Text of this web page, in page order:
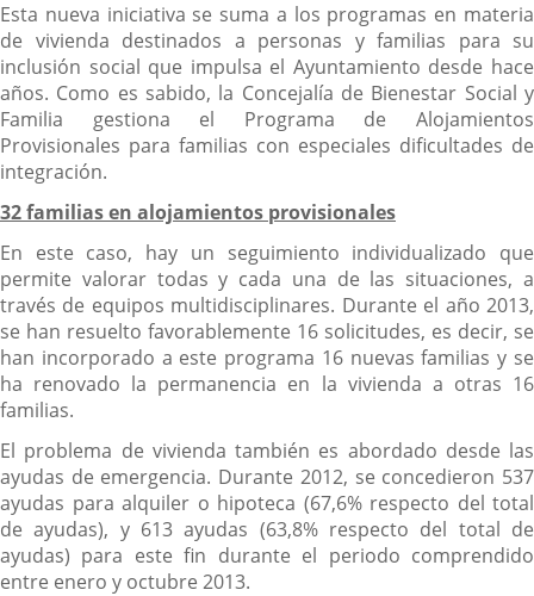
Esta nueva iniciativa se suma a los programas en materia
de vivienda destinados a personas y familias para su
inclusión social que impulsa el Ayuntamiento desde hace
años. Como es sabido, la Concejalía de Bienestar Social y
Familia gestiona el Programa de Alojamientos
Provisionales para familias con especiales dificultades de
integración.
32 familias en alojamientos provisionales
En este caso, hay un seguimiento individualizado que
permite valorar todas y cada una de las situaciones, a
través de equipos multidisciplinares. Durante el año 2013,
se han resuelto favorablemente 16 solicitudes, es decir, se
han incorporado a este programa 16 nuevas familias y se
ha renovado la permanencia en la vivienda a otras 16
familias.
El problema de vivienda también es abordado desde las
ayudas de emergencia. Durante 2012, se concedieron 537
ayudas para alquiler o hipoteca (67,6% respecto del total
de ayudas), y 613 ayudas (63,8% respecto del total de
ayudas) para este fin durante el periodo comprendido
entre enero y octubre 2013.